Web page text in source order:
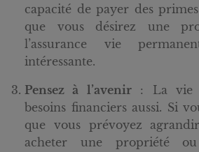
capacité de payer des
que vous désirez une
l’assurance vie
intéressante.
Pensez à l’avenir: La vie
besoins financiers aussi. Si
que vous prévoyez
acheter une propriété